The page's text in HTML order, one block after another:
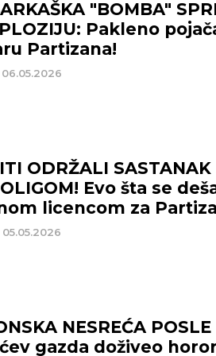
06.05.2026
"BOMBA"
Pakleno
Partizana!
05.05.2026
ODRŽALI SASTANAK
Evo šta se
licencom za
NESREĆA POSLE
gazda doživeo